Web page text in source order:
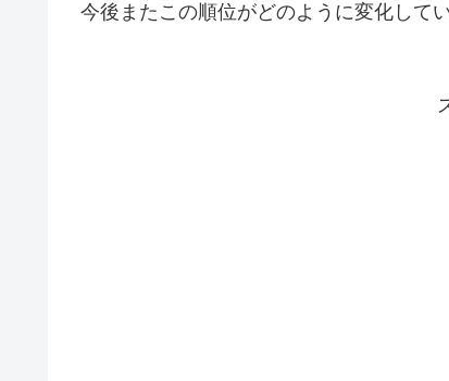
今後またこの順位がどのように変化して